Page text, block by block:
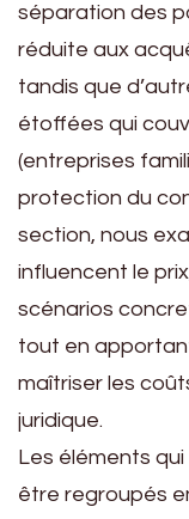
séparation des
réduite aux
tandis que
étoffées qui
(entreprises
protection du
section, nous
influencent le
scénarios
tout en
maîtriser les
juridique.
Les éléments
être regroupés